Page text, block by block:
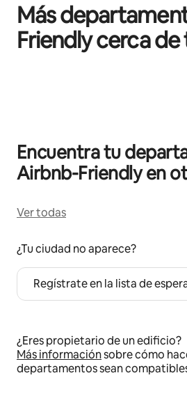
Más
Friendly cerca de
Encuentra tu
Airbnb-Friendly en
Ver todas
¿Tu ciudad no aparece?
Regístrate en la lista de
¿Eres propietario de un edificio?
Más informaciónsobre cómo
departamentos sean